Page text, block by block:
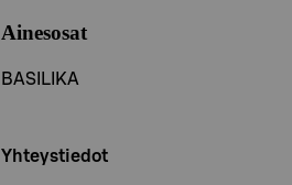
Ainesosat
BASILIKA
Yhteystiedot